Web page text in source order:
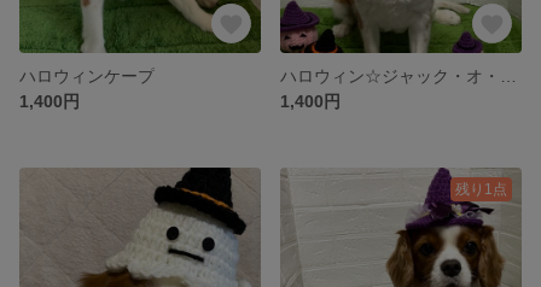
ハロウィンケープ
1,400円
1,400円
残り1点